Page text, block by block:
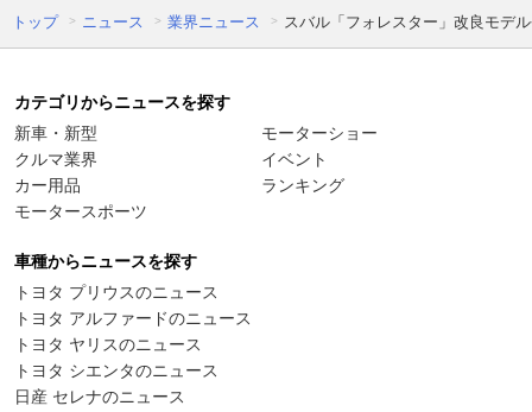
トップ ニュース 業界ニュース スバル「フォレスター」改良モデ
カテゴリからニュースを探す
新車・新型
クルマ業界
カー用品
モータースポーツ
モーターショー
イベント
ランキング
車種からニュースを探す
トヨタ プリウスのニュース
トヨタ アルファードのニュース
トヨタ ヤリスのニュース
トヨタ シエンタのニュース
日産 セレナのニュース